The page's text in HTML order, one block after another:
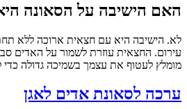
האם הישיבה על הסאונה
לא. הישיבה היא עם חצאית ארוכה ללא
עירום. החצאית עוזרת לשמור על האדים
מומלץ לעטוף את עצמך בשמיכה גדולה כדי
ערכה לסאונת אדים לאגן